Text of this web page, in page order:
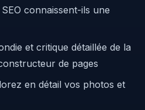
connaissent-ils une
et critique détaillée de la
de pages
en détail vos photos et